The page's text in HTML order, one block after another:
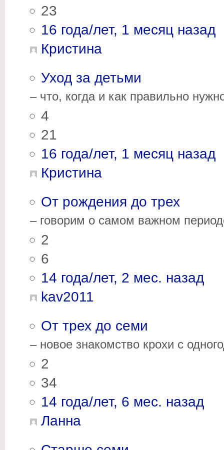
23
16 года/лет, 1 месяц назад
Кристина
Уход за детьми
– что, когда и как правильно
4
21
16 года/лет, 1 месяц назад
Кристина
От рождения до трех
– говорим о самом важном
2
6
14 года/лет, 2 мес. назад
kav2011
От трех до семи
– новое знакомство крохи с
2
34
14 года/лет, 6 мес. назад
Ланна